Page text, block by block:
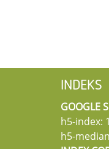
INDEKS
GOOGLE
h5-index:
h5-